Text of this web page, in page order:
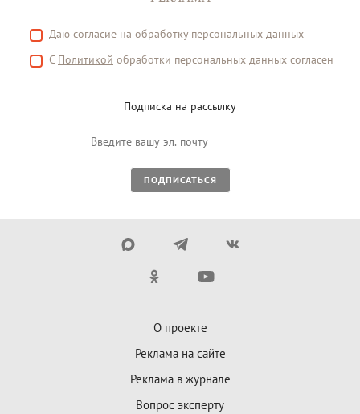
Даю согласие на обработку персональных данных
С Политикой обработки персональных данных согласен
Подписка на рассылку
ПОДПИСАТЬСЯ
О проекте
Реклама на сайте
Реклама в журнале
Вопрос эксперту